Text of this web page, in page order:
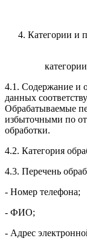
4. Категории и
4.1. Содержание и
данных
Обрабатываемые
избыточными по
обработки.
4.2. Категория
4.3. Перечень
- Номер телефона;
- ФИО;
- Адрес